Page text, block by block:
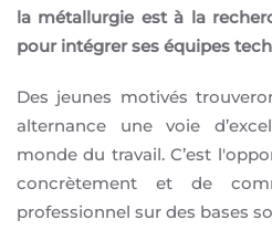
la métallurgie est à la
pour intégrer ses équipes
Des jeunes motivés
alternance une voie
monde du travail. C’est
concrètement et de
professionnel sur des bases